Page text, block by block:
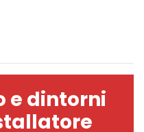
e dintorni